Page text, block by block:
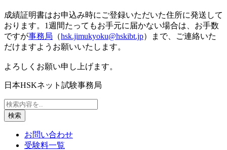
成績証明書はお申込み時にご登録いただいた住所に発送して
おります。1週間たってもお手元に届かない場合は、お手数
ですが事務局 （hsk.jimukyoku@hskibt.jp）まで、ご連絡いた
だけますようお願いいたします。
よろしくお願い申し上げます。
日本HSKネット試験事務局
検索
お問い合わせ
受験料一覧